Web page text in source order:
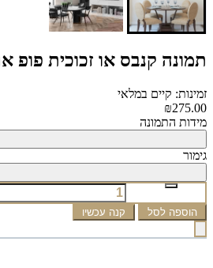
תמונה קנבס או זכוכית פופ ארט
זמינות: קיים במלאי
₪275.00
מידות התמונה
גימור
הוספה לסל קנה עכשיו